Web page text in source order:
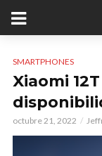
SMARTPHONES
Xiaomi
octubre 21, 2022